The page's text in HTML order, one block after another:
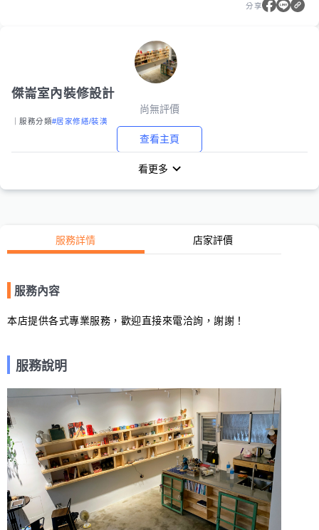
分享
傑崙室內裝修設計
尚無評價
｜服務分類#居家修繕/裝潢
查看主頁
看更多
服務詳情 店家評價
服務內容
本店提供各式專業服務，歡迎直接來電洽詢，謝謝！
服務說明